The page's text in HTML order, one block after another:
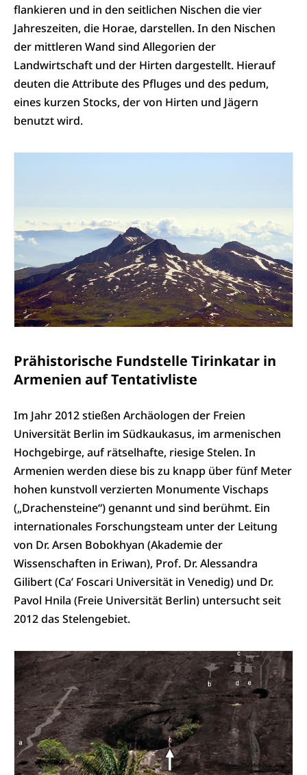
flankieren und in den seitlichen Nischen die vier
Jahreszeiten, die Horae, darstellen. In den Nischen
der mittleren Wand sind Allegorien der
Landwirtschaft und der Hirten dargestellt. Hierauf
deuten die Attribute des Pfluges und des pedum,
eines kurzen Stocks, der von Hirten und Jägern
benutzt wird.
Prähistorische Fundstelle Tirinkatar in
Armenien auf Tentativliste
Im Jahr 2012 stießen Archäologen der Freien
Universität Berlin im Südkaukasus, im armenischen
Hochgebirge, auf rätselhafte, riesige Stelen. In
Armenien werden diese bis zu knapp über fünf Meter
hohen kunstvoll verzierten Monumente Vischaps
(„Drachensteine“) genannt und sind berühmt. Ein
internationales Forschungsteam unter der Leitung
von Dr. Arsen Bobokhyan (Akademie der
Wissenschaften in Eriwan), Prof. Dr. Alessandra
Gilibert (Ca’ Foscari Universität in Venedig) und Dr.
Pavol Hnila (Freie Universität Berlin) untersucht seit
2012 das Stelengebiet.